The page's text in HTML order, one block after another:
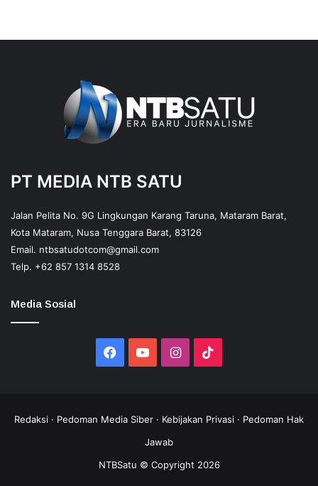
PT MEDIA NTB SATU
Jalan Pelita No. 9G Lingkungan Karang Taruna, Mataram Barat,
Kota Mataram, Nusa Tenggara Barat, 83126
Email. ntbsatudotcom@gmail.com
Telp. +62 857 1314 8528
Media Sosial
Facebook
YouTubeInstagram
Redaksi · Pedoman Media Siber · Kebijakan Privasi · Pedoman Hak
Jawab
NTBSatu © Copyright 2026